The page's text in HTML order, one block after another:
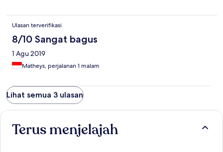
Ulasan terverifikasi
8/10 Sangat bagus
1 Agu 2019
Matheys, perjalanan 1 malam
Lihat semua 3 ulasan
Terus menjelajah